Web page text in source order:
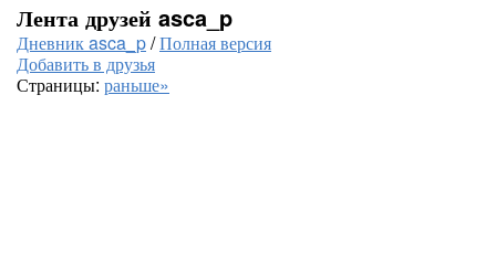
Лента друзей asca_p
Дневник asca_p/Полная версия
Добавить в друзья
Страницы: раньше»